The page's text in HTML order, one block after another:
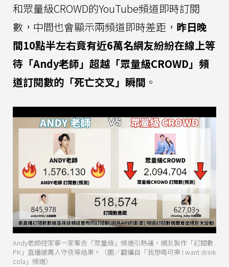
和眾量級CROWD的YouTube頻道即時訂閱
數，中間也會顯示兩頻道即時差距， 昨日晚
間10點半左右竟有近6萬名網友紛紛在線上等
待「Andy老師」超越「眾量級CROWD」頻
道訂閱數的「死亡交叉」瞬間 。
Andy老師控家寧一家奪去「眾量級」頻道引熱議，網友製作「訂閱數
PK」直播破萬人守夜等結果。（圖／翻攝自「我想喝可樂 I want drink
cola」頻道）